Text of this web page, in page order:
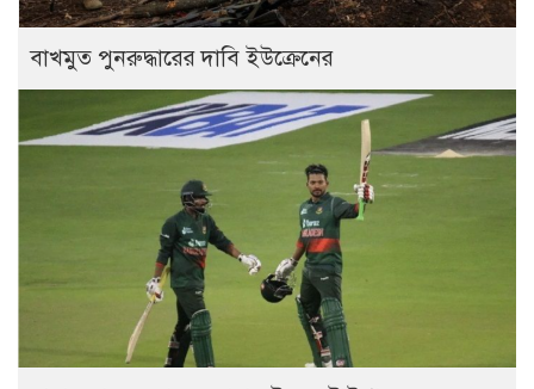
বাখমুত পুনরুদ্ধারের দাবি ইউক্রেনের